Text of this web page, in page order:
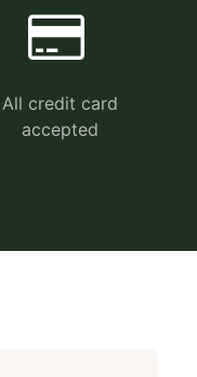
All credit card
accepted